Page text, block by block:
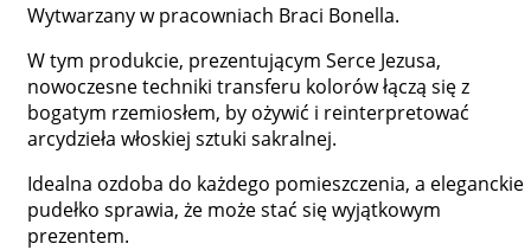
Wytwarzany w pracowniach Braci Bonella.
W tym produkcie, prezentującym Serce Jezusa,
nowoczesne techniki transferu kolorów łączą się z
bogatym rzemiosłem, by ożywić i reinterpretować
arcydzieła włoskiej sztuki sakralnej.
Idealna ozdoba do każdego pomieszczenia, a eleganckie
pudełko sprawia, że może stać się wyjątkowym
prezentem.